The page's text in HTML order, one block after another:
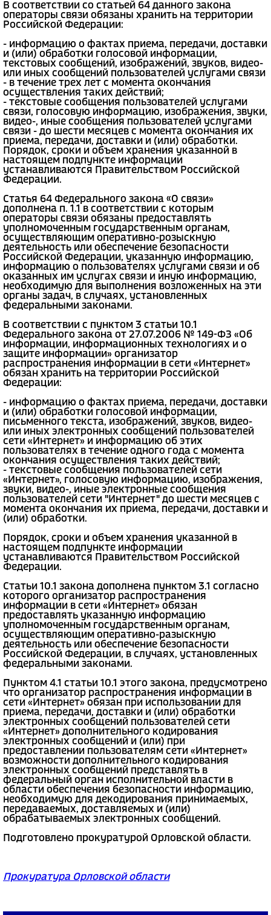
В соответствии со статьей 64 данного закона
операторы связи обязаны хранить на территории
Российской Федерации:
- информацию о фактах приема, передачи, доставки
и (или) обработки голосовой информации,
текстовых сообщений, изображений, звуков, видео-
или иных сообщений пользователей услугами связи
- в течение трех лет с момента окончания
осуществления таких действий;
- текстовые сообщения пользователей услугами
связи, голосовую информацию, изображения, звуки,
видео-, иные сообщения пользователей услугами
связи - до шести месяцев с момента окончания их
приема, передачи, доставки и (или) обработки.
Порядок, сроки и объем хранения указанной в
настоящем подпункте информации
устанавливаются Правительством Российской
Федерации.
Статья 64 Федерального закона «О связи»
дополнена п. 1.1 в соответствии с которым
операторы связи обязаны предоставлять
уполномоченным государственным органам,
осуществляющим оперативно-розыскную
деятельность или обеспечение безопасности
Российской Федерации, указанную информацию,
информацию о пользователях услугами связи и об
оказанных им услугах связи и иную информацию,
необходимую для выполнения возложенных на эти
органы задач, в случаях, установленных
федеральными законами.
В соответствии с пунктом 3 статьи 10.1
Федерального закона от 27.07.2006 № 149-ФЗ «Об
информации, информационных технологиях и о
защите информации» организатор
распространения информации в сети «Интернет»
обязан хранить на территории Российской
Федерации:
- информацию о фактах приема, передачи, доставки
и (или) обработки голосовой информации,
письменного текста, изображений, звуков, видео-
или иных электронных сообщений пользователей
сети «Интернет» и информацию об этих
пользователях в течение одного года с момента
окончания осуществления таких действий;
- текстовые сообщения пользователей сети
«Интернет», голосовую информацию, изображения,
звуки, видео-, иные электронные сообщения
пользователей сети "Интернет" до шести месяцев с
момента окончания их приема, передачи, доставки и
(или) обработки.
Порядок, сроки и объем хранения указанной в
настоящем подпункте информации
устанавливаются Правительством Российской
Федерации.
Статьи 10.1 закона дополнена пунктом 3.1 согласно
которого организатор распространения
информации в сети «Интернет» обязан
предоставлять указанную информацию
уполномоченным государственным органам,
осуществляющим оперативно-разыскную
деятельность или обеспечение безопасности
Российской Федерации, в случаях, установленных
федеральными законами.
Пунктом 4.1 статьи 10.1 этого закона, предусмотрено
что организатор распространения информации в
сети «Интернет» обязан при использовании для
приема, передачи, доставки и (или) обработки
электронных сообщений пользователей сети
«Интернет» дополнительного кодирования
электронных сообщений и (или) при
предоставлении пользователям сети «Интернет»
возможности дополнительного кодирования
электронных сообщений представлять в
федеральный орган исполнительной власти в
области обеспечения безопасности информацию,
необходимую для декодирования принимаемых,
передаваемых, доставляемых и (или)
обрабатываемых электронных сообщений.
Подготовлено прокуратурой Орловской области.
Прокуратура Орловской области